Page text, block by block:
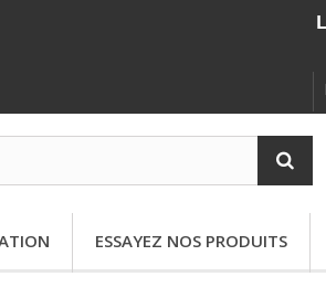
ESSAYEZ NOS PRODUITS